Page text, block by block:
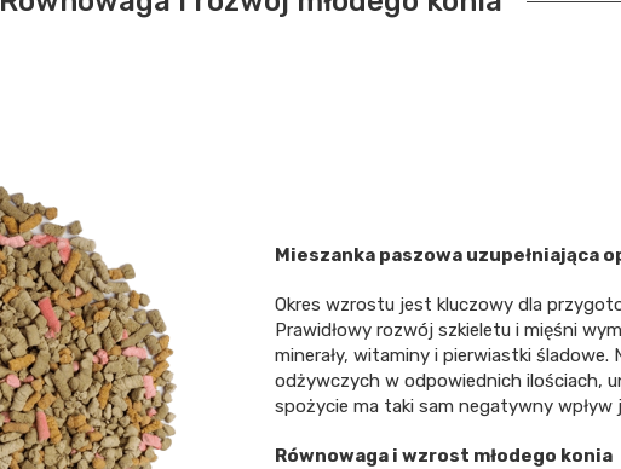
Mieszanka paszowa uzupełniająca
Okres wzrostu jest kluczowy dla
Prawidłowy rozwój szkieletu i mięśni
minerały, witaminy i pierwiastki
odżywczych w odpowiednich ilościach,
spożycie ma taki sam negatywny wpływ
Równowaga i wzrost młodego konia